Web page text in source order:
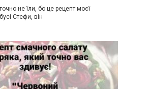
не їли, бо це рецепт моєї
Стефи, він